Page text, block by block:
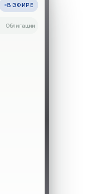
В ЭФИРЕ
Облигации